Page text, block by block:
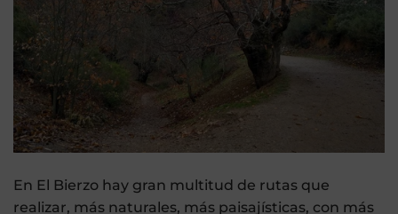
En El Bierzo hay gran multitud de rutas que
realizar, más naturales, más paisajísticas, con más